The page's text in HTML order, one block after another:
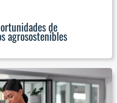
de
agrosostenibles